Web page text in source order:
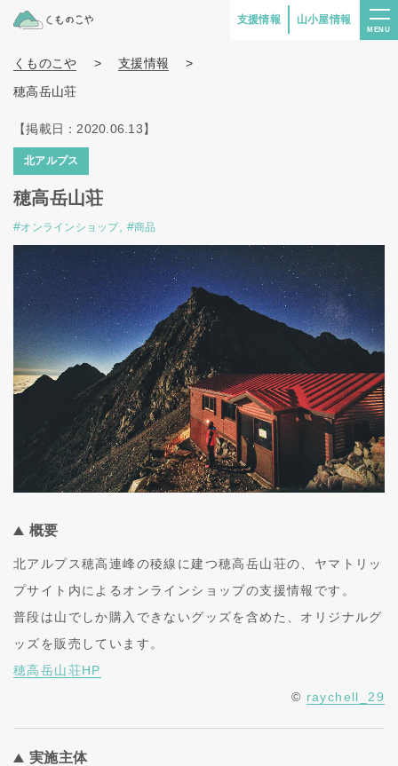
支援情報 山小屋情報
MENU
くものこや > 支援情報
>
穂高岳山荘
【掲載日：2020.06.13】
北アルプス
穂高岳山荘
#オンラインショップ, #商品
概要
北アルプス穂高連峰の稜線に建つ穂高岳山荘の、ヤマトリッ
プサイト内によるオンラインショップの支援情報です。
普段は山でしか購入できないグッズを含めた、オリジナルグ
ッズを販売しています。
穂高岳山荘HP
© raychell_29
実施主体